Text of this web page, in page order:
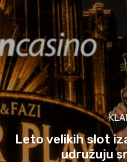
Leto velikih slot
udružuju